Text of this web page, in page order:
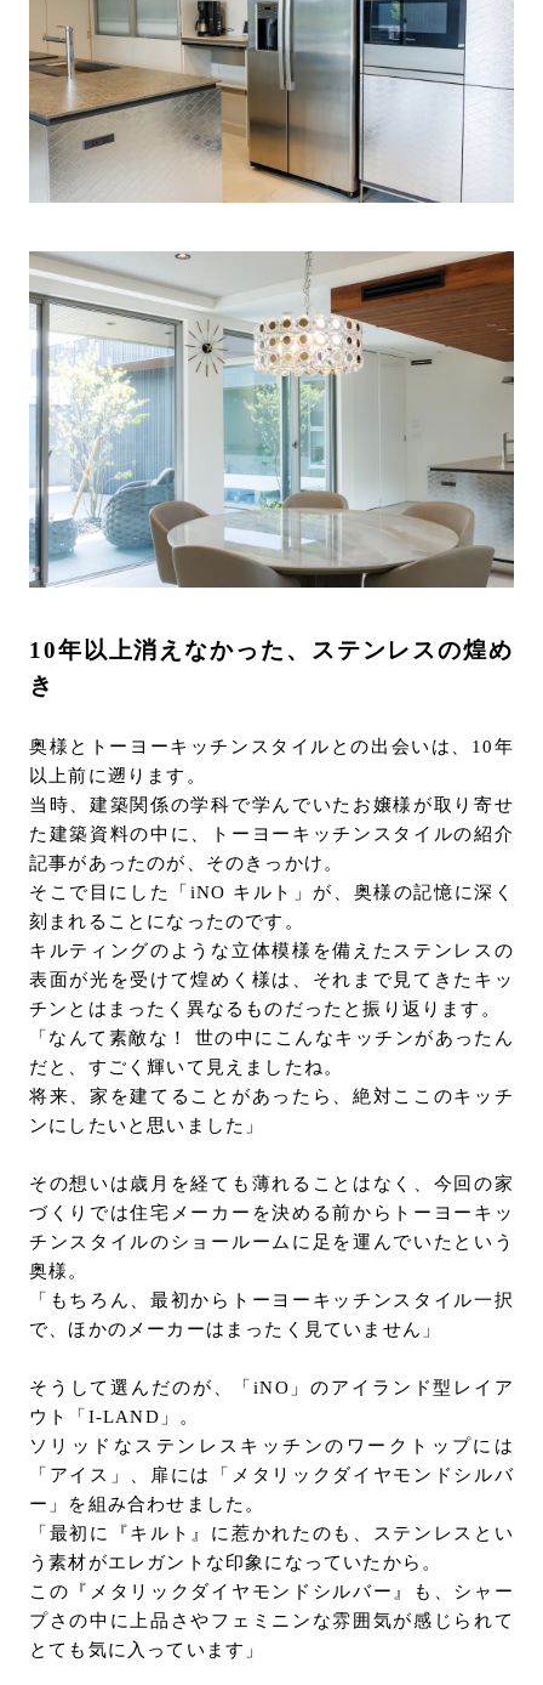
10年以上消えなかった、ステンレスの煌め
き
奥様とトーヨーキッチンスタイルとの出会いは、10年
以上前に遡ります。
当時、建築関係の学科で学んでいたお嬢様が取り寄せ
た建築資料の中に、トーヨーキッチンスタイルの紹介
記事があったのが、そのきっかけ。
そこで目にした「iNO キルト」が、奥様の記憶に深く
刻まれることになったのです。
キルティングのような立体模様を備えたステンレスの
表面が光を受けて煌めく様は、それまで見てきたキッ
チンとはまったく異なるものだったと振り返ります。
「なんて素敵な！ 世の中にこんなキッチンがあったん
だと、すごく輝いて見えましたね。
将来、家を建てることがあったら、絶対ここのキッチ
ンにしたいと思いました」
その想いは歳月を経ても薄れることはなく、今回の家
づくりでは住宅メーカーを決める前からトーヨーキッ
チンスタイルのショールームに足を運んでいたという
奥様。
「もちろん、最初からトーヨーキッチンスタイル一択
で、ほかのメーカーはまったく見ていません」
そうして選んだのが、「iNO」のアイランド型レイア
ウト「I-LAND」。
ソリッドなステンレスキッチンのワークトップには
「アイス」、扉には「メタリックダイヤモンドシルバ
ー」を組み合わせました。
「最初に『キルト』に惹かれたのも、ステンレスとい
う素材がエレガントな印象になっていたから。
この『メタリックダイヤモンドシルバー』も、シャー
プさの中に上品さやフェミニンな雰囲気が感じられて
とても気に入っています」